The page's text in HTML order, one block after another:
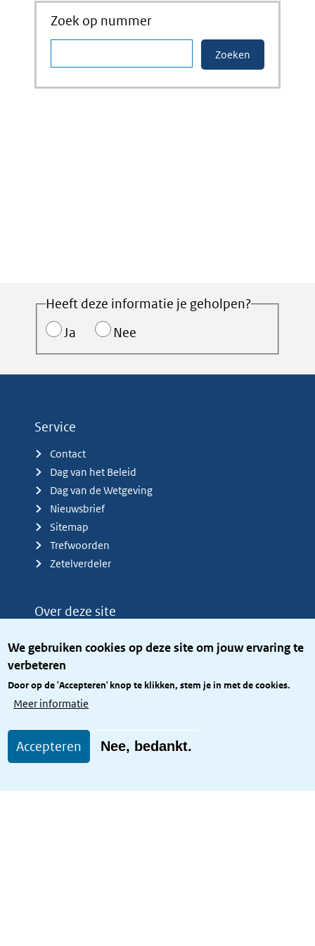
We gebruiken cookies op deze site om jouw ervaring te
verbeteren
Door op de 'Accepteren' knop te klikken, stem je in met de cookies.
Meer informatie
Accepteren Nee, bedankt.
Zoek op nummer
Heeft deze informatie je geholpen?
Ja
Nee
Service
Contact
Dag van het Beleid
Dag van de Wetgeving
Nieuwsbrief
Sitemap
Trefwoorden
Zetelverdeler
Over deze site
Privacy
Toegang site openbaar
Toegankelijkheid